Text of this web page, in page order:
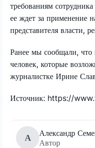
требованиям
ее ждет за применение
представителя власти,
Ранее мы сообщали,
человек, которые
журналистке Ирине
Источник: https://
А
Александр
Автор